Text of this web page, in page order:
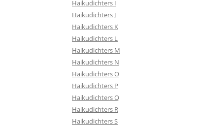
Haikudichters I
Haikudichters J
Haikudichters K
Haikudichters L
Haikudichters M
Haikudichters N
Haikudichters O
Haikudichters P
Haikudichters Q
Haikudichters R
Haikudichters S